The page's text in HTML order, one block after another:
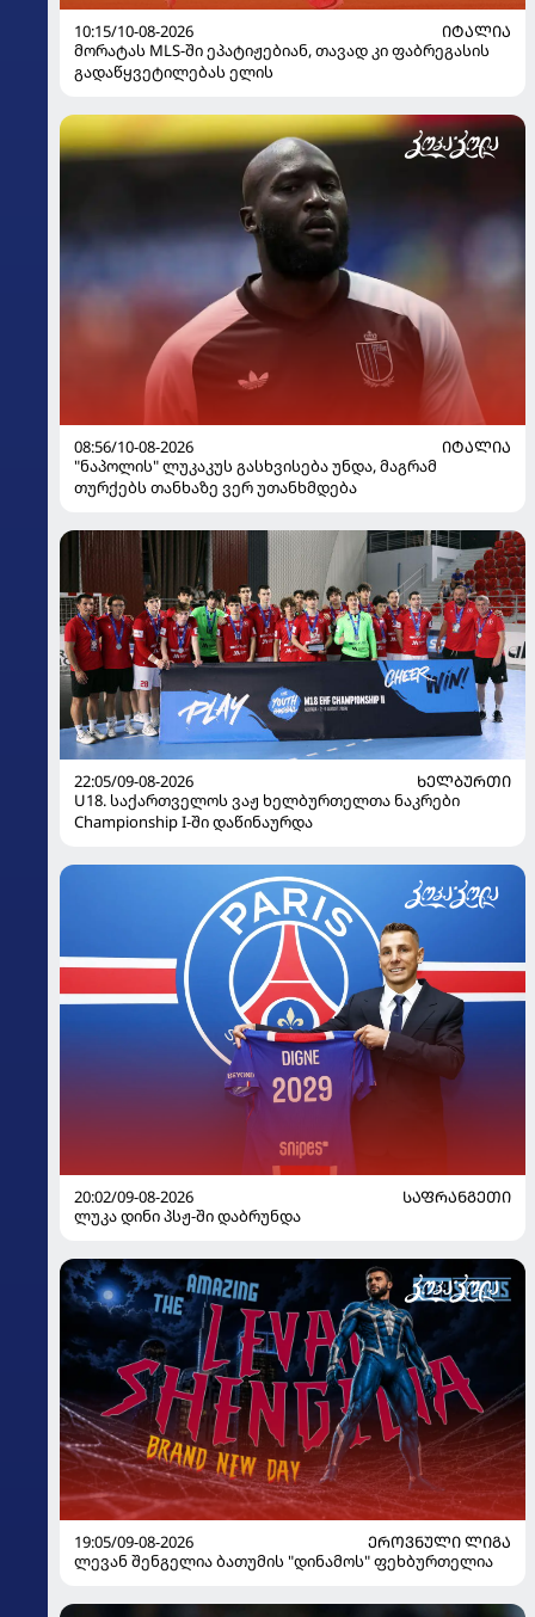
10:15/10-08-2026
ᲘᲢᲐᲚᲘᲐ
მორატას MLS-ში ეპატიჟებიან, თავად კი ფაბრეგასის
გადაწყვეტილებას ელის
08:56/10-08-2026
ᲘᲢᲐᲚᲘᲐ
"ნაპოლის" ლუკაკუს გასხვისება უნდა, მაგრამ
თურქებს თანხაზე ვერ უთანხმდება
22:05/09-08-2026
ᲮᲔᲚᲑᲣᲠᲗᲘ
U18. საქართველოს ვაჟ ხელბურთელთა ნაკრები
Championship I-ში დაწინაურდა
20:02/09-08-2026
ᲡᲐᲤᲠᲐᲜᲒᲔᲗᲘ
ლუკა დინი პსჟ-ში დაბრუნდა
19:05/09-08-2026
ᲔᲠᲝᲕᲜᲣᲚᲘ ᲚᲘᲒᲐ
ლევან შენგელია ბათუმის "დინამოს" ფეხბურთელია